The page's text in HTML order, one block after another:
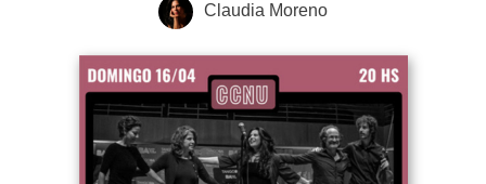
Claudia Moreno